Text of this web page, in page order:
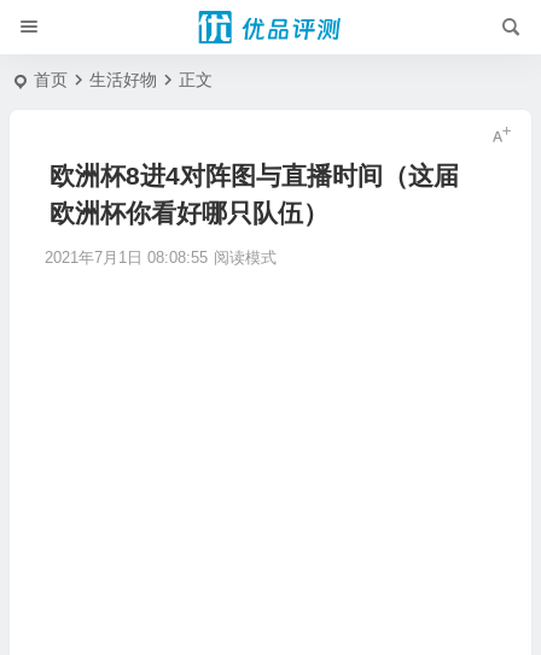
首页 生活好物 正文
欧洲杯8进4对阵图与直播时间（这届
欧洲杯你看好哪只队伍）
2021年7月1日 08:08:55 阅读模式